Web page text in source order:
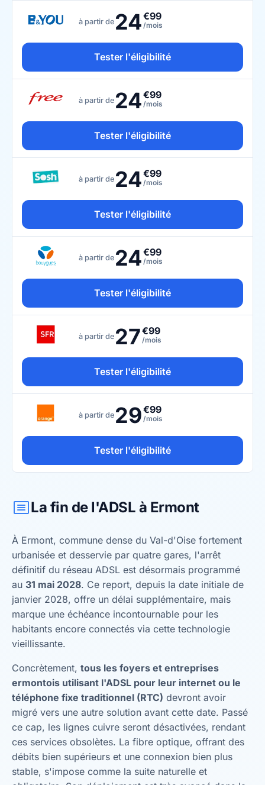
à partir de 24€99
/mois
Tester l'éligibilité
à partir de 24€99
/mois
Tester l'éligibilité
à partir de 24€99
/mois
Tester l'éligibilité
à partir de 24€99
/mois
Tester l'éligibilité
à partir de 27€99
/mois
Tester l'éligibilité
à partir de 29€99
/mois
Tester l'éligibilité
La fin de l'ADSL à Ermont
À Ermont, commune dense du Val-d'Oise fortement
urbanisée et desservie par quatre gares, l'arrêt
définitif du réseau ADSL est désormais programmé
au 31 mai 2028. Ce report, depuis la date initiale de
janvier 2028, offre un délai supplémentaire, mais
marque une échéance incontournable pour les
habitants encore connectés via cette technologie
vieillissante.
Concrètement, tous les foyers et entreprises
ermontois utilisant l'ADSL pour leur internet ou le
téléphone fixe traditionnel (RTC) devront avoir
migré vers une autre solution avant cette date. Passé
ce cap, les lignes cuivre seront désactivées, rendant
ces services obsolètes. La fibre optique, offrant des
débits bien supérieurs et une connexion bien plus
stable, s'impose comme la suite naturelle et